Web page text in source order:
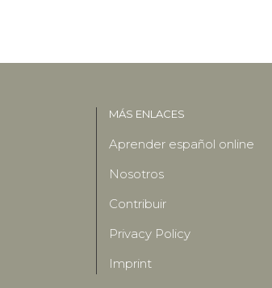
MÁS ENLACES
Aprender español online
Nosotros
Contribuir
Privacy Policy
Imprint